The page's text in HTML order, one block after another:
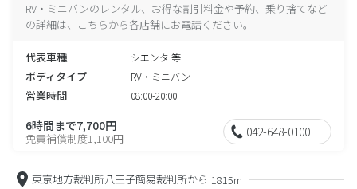
RV・ミニバンのレンタル、お得な割引料金や予約、乗り捨てなど
の詳細は、こちらから各店舗にお電話ください。
代表車種 シエンタ 等
ボディタイプ RV・ミニバン
営業時間 08:00-20:00
6時間まで7,700円
免責補償制度1,100円 042-648-0100
東京地方裁判所八王子簡易裁判所から 1815m